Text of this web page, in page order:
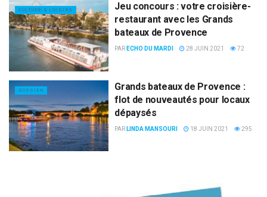
CULTURE & LOISIRS
Jeu concours : votre croisière-
restaurant avec les Grands
bateaux de Provence
PAR ECHO DU MARDI 28 JUIN 2021 72
DOSSIER
Grands bateaux de Provence :
flot de nouveautés pour locaux
dépaysés
PAR LINDA MANSOURI 18 JUIN 2021 295